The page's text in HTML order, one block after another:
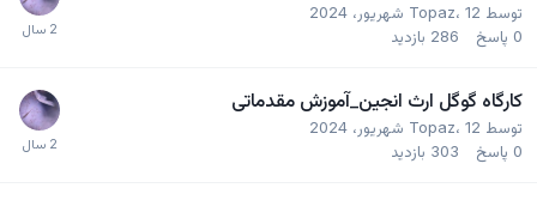
توسط Topaz، 12 شهریور، 2024
0 پاسخ 286 بازدید
کارگاه گوگل ارث انجین_آموزش مقدماتی
توسط Topaz، 12 شهریور، 2024
0 پاسخ 303 بازدید